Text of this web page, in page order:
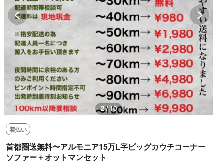
2 / 10
着払い
首都圏送無料〜アルモニア15万L字ビッグカウチコーナー
ソファー＋オットマンセット